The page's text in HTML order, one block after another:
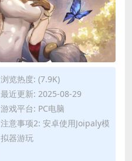
浏览热度: (7.9K)
最近更新: 2025-08-29
游戏平台: PC电脑
注意事项2: 安卓使用Joipaly模
拟器游玩